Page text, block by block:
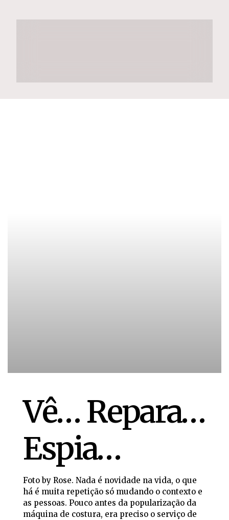
Vê… Repara…
Espia…
Foto by Rose. Nada é novidade na vida, o que
há é muita repetição só mudando o contexto e
as pessoas. Pouco antes da popularização da
máquina de costura, era preciso o serviço de